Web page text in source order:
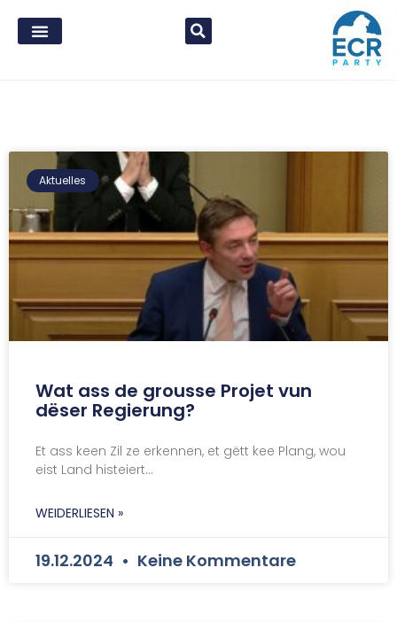
Aktuelles
Wat ass de grousse Projet vun
dëser Regierung?
Et ass keen Zil ze erkennen, et gëtt kee Plang, wou
eist Land histeiert…
WEIDERLIESEN »
19.12.2024 Keine Kommentare